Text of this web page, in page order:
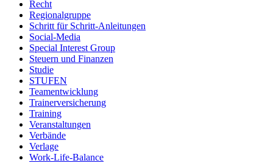
Recht
Regionalgruppe
Schritt für Schritt-Anleitungen
Social-Media
Special Interest Group
Steuern und Finanzen
Studie
STUFEN
Teamentwicklung
Trainerversicherung
Training
Veranstaltungen
Verbände
Verlage
Work-Life-Balance